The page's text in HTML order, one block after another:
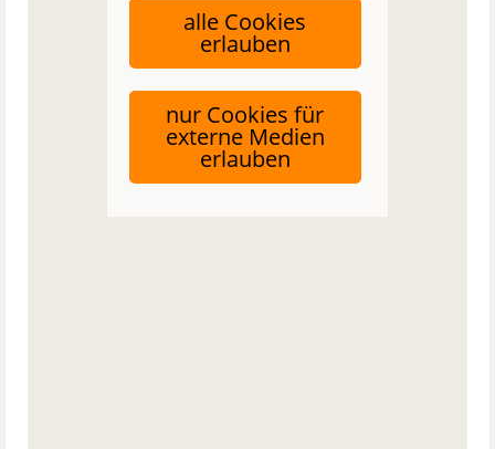
alle Cookies
erlauben
nur Cookies für
externe Medien
erlauben